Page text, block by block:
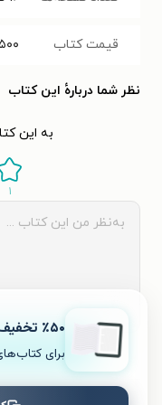
قیمت کتاب
نظر شما دربارهٔ این کتاب
به این
۱
٪۵۰ تخفیف ویژۀ اولین خرید
برای